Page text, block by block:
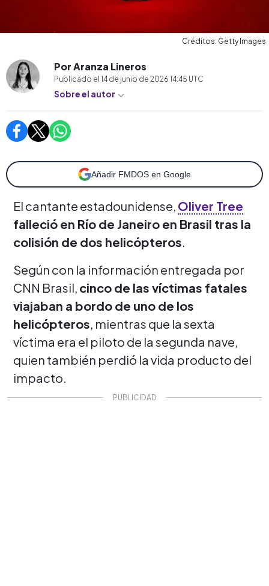
Créditos: Getty Images
Por Aranza Lineros
Publicado el 14 de junio de 2026 14:45 UTC
Sobre el autor
Añadir FMDOS en Google
El cantante estadounidense, Oliver Tree
falleció en Río de Janeiro en Brasil tras la
colisión de dos helicópteros.
Según con la información entregada por
CNN Brasil, cinco de las víctimas fatales
viajaban a bordo de uno de los
helicópteros, mientras que la sexta
víctima era el piloto de la segunda nave,
quien también perdió la vida producto del
impacto.